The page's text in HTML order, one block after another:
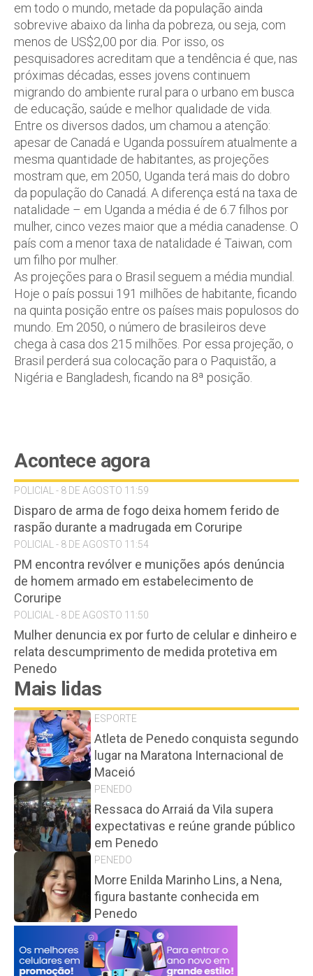
em todo o mundo, metade da população ainda
sobrevive abaixo da linha da pobreza, ou seja, com
menos de US$2,00 por dia. Por isso, os
pesquisadores acreditam que a tendência é que, nas
próximas décadas, esses jovens continuem
migrando do ambiente rural para o urbano em busca
de educação, saúde e melhor qualidade de vida.
Entre os diversos dados, um chamou a atenção:
apesar de Canadá e Uganda possuírem atualmente a
mesma quantidade de habitantes, as projeções
mostram que, em 2050, Uganda terá mais do dobro
da população do Canadá. A diferença está na taxa de
natalidade – em Uganda a média é de 6.7 filhos por
mulher, cinco vezes maior que a média canadense. O
país com a menor taxa de natalidade é Taiwan, com
um filho por mulher.
As projeções para o Brasil seguem a média mundial.
Hoje o país possui 191 milhões de habitante, ficando
na quinta posição entre os países mais populosos do
mundo. Em 2050, o número de brasileiros deve
chega à casa dos 215 milhões. Por essa projeção, o
Brasil perderá sua colocação para o Paquistão, a
Nigéria e Bangladesh, ficando na 8ª posição.
Acontece agora
POLICIAL - 8 DE AGOSTO 11:59
Disparo de arma de fogo deixa homem ferido de
raspão durante a madrugada em Coruripe
POLICIAL - 8 DE AGOSTO 11:54
PM encontra revólver e munições após denúncia
de homem armado em estabelecimento de
Coruripe
POLICIAL - 8 DE AGOSTO 11:50
Mulher denuncia ex por furto de celular e dinheiro e
relata descumprimento de medida protetiva em
Penedo
Mais lidas
ESPORTE
Atleta de Penedo conquista segundo
lugar na Maratona Internacional de
Maceió
PENEDO
Ressaca do Arraiá da Vila supera
expectativas e reúne grande público
em Penedo
PENEDO
Morre Enilda Marinho Lins, a Nena,
figura bastante conhecida em
Penedo